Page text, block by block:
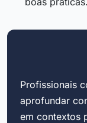
Profissionais
aprofundar
em contextos